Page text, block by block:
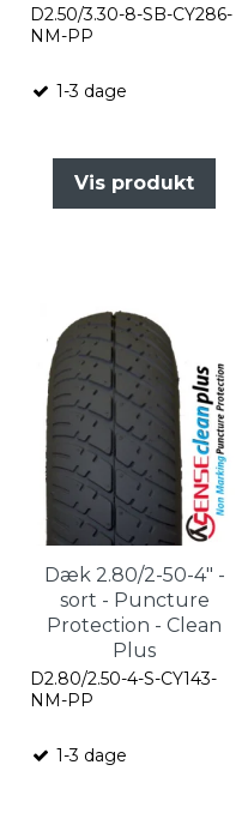
D2.50/3.30-8-SB-CY286-
NM-PP
1-3 dage
Vis produkt
Dæk 2.80/2-50-4" -
sort - Puncture
Protection - Clean
Plus
D2.80/2.50-4-S-CY143-
NM-PP
1-3 dage